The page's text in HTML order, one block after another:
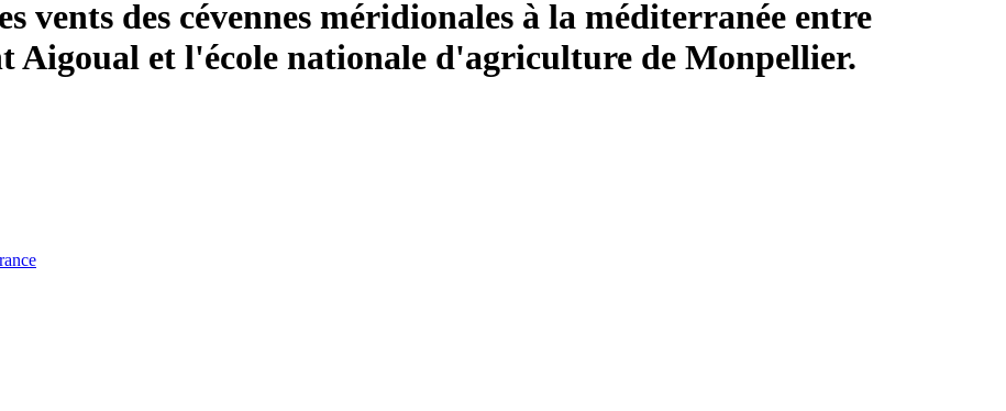
vents des cévennes méridionales à la méditerranée entre
Aigoual et l'école nationale d'agriculture de Monpellier.